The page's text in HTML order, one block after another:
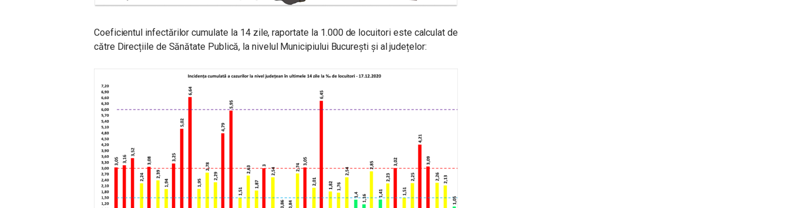
Coeficientul infectărilor cumulate la 14 zile, raportate la 1.000 de locuitori este calculat de
către Direcțiile de Sănătate Publică, la nivelul Municipiului București și al județelor: